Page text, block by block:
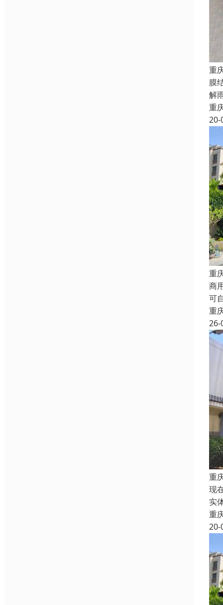
重
膜
解
重
20-
重
商
可
重
26-
重
现
实
重
20-